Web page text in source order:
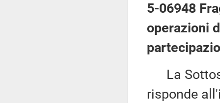
5-06948
operazioni
La
risponde